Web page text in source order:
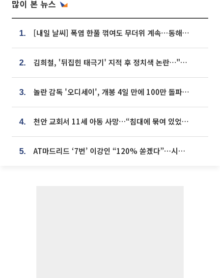
많이 본 뉴스
1. [내일 날씨] 폭염 한풀 꺾여도 무더위 계속⋯동해안 이틀 연속 비
2. 김희철, '뒤집힌 태극기' 지적 후 정치색 논란…"좌우 떠나 우리나라 국기"
3. 놀란 감독 '오디세이', 개봉 4일 만에 100만 돌파⋯'왕사남' 보다 빠르다
4. 천안 교회서 11세 아동 사망…“침대에 묶여 있었다” 진술 확보
5. AT마드리드 ‘7번’ 이강인 “120% 쏟겠다”⋯시메오네 감독 “필요한 선수”